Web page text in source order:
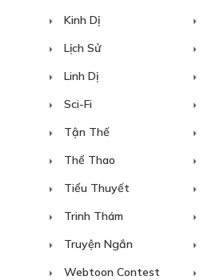
Kinh Dị
Lịch Sử
Linh Dị
Sci-Fi
Tận Thế
Thể Thao
Tiểu Thuyết
Trinh Thám
Truyện Ngắn
Webtoon Contest